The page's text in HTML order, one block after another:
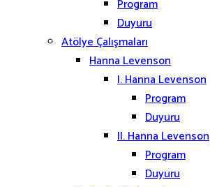
Program
Duyuru
Atölye Çalışmaları
Hanna Levenson
I. Hanna Levenson
Program
Duyuru
II. Hanna Levenson
Program
Duyuru